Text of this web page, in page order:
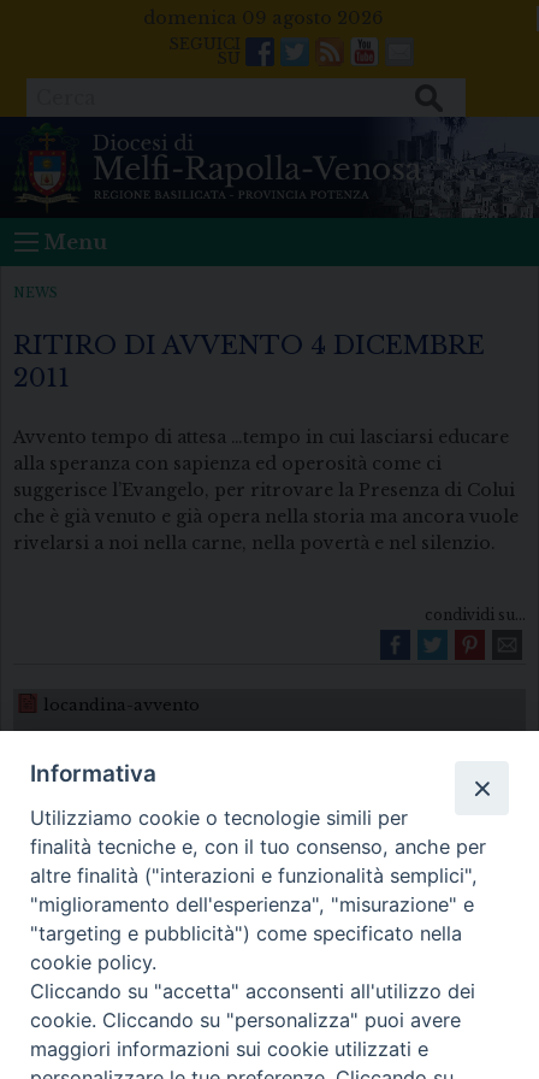
domenica 09 agosto 2026
Facebook
Twitter
FeedsYoutube
Mail
Menu
NEWS
RITIRO DI AVVENTO 4 DICEMBRE
2011
Avvento tempo di attesa …tempo in cui lasciarsi educare
alla speranza con sapienza ed operosità come ci
suggerisce l’Evangelo, per ritrovare la Presenza di Colui
che è già venuto e già opera nella storia ma ancora vuole
rivelarsi a noi nella carne, nella povertà e nel silenzio.
condividi su...
locandina-avvento
Diocesi di Melfi Rapolla Venosa
• Largo Duomo, 12 - 85025 MELFI (PZ) •
Tel. 0972238604
PEC ufficiale della Diocesi:
Informativa
Utilizziamo cookie o tecnologie simili per
finalità tecniche e, con il tuo consenso, anche per
altre finalità ("interazioni e funzionalità semplici",
"miglioramento dell'esperienza", "misurazione" e
"targeting e pubblicità") come specificato nella
cookie policy.
Cliccando su "accetta" acconsenti all'utilizzo dei
cookie. Cliccando su "personalizza" puoi avere
maggiori informazioni sui cookie utilizzati e